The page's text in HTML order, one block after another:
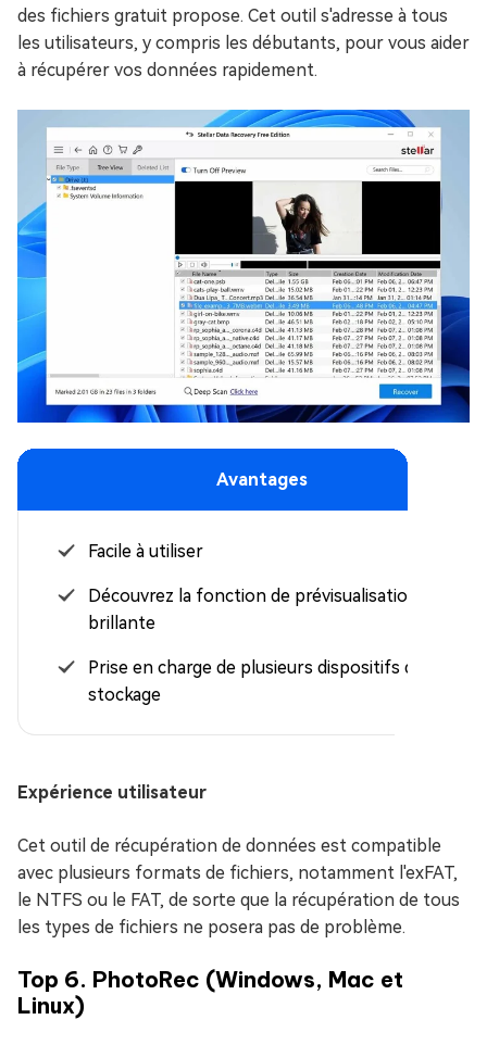
des fichiers gratuit propose. Cet outil s'adresse à tous
les utilisateurs, y compris les débutants, pour vous aider
à récupérer vos données rapidement.
Avantages
Facile à utiliser
Découvrez la fonction de prévisualisation
brillante
Prise en charge de plusieurs dispositifs de
stockage
Expérience utilisateur
Cet outil de récupération de données est compatible
avec plusieurs formats de fichiers, notamment l'exFAT,
le NTFS ou le FAT, de sorte que la récupération de tous
les types de fichiers ne posera pas de problème.
Top 6. PhotoRec (Windows, Mac et
Linux)